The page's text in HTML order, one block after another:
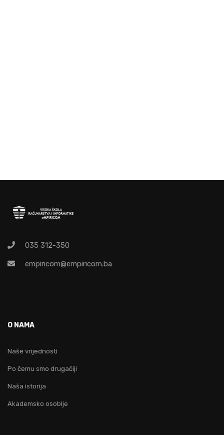
035 312-350
empiricom@empiricom.ba
O NAMA
Naše vrijednosti
Po čemu smo drugačiji
Naša istorija
Akademsko osoblje